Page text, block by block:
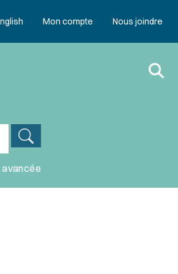
Mon compte Nous joindre